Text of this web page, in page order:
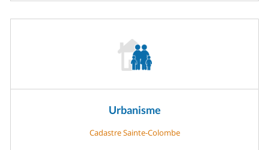
Urbanisme
Cadastre Sainte-Colombe